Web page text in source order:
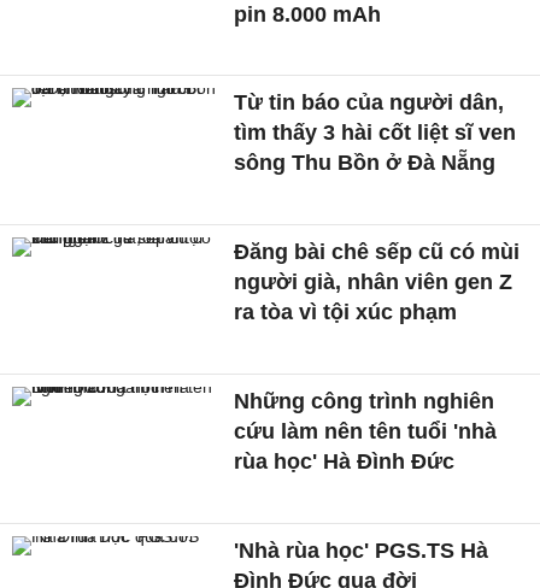
pin 8.000 mAh
Từ tin báo của người dân,
tìm thấy 3 hài cốt liệt sĩ ven
sông Thu Bồn ở Đà Nẵng
Đăng bài chê sếp cũ có mùi
người già, nhân viên gen Z
ra tòa vì tội xúc phạm
Những công trình nghiên
cứu làm nên tên tuổi 'nhà
rùa học' Hà Đình Đức
'Nhà rùa học' PGS.TS Hà
Đình Đức qua đời